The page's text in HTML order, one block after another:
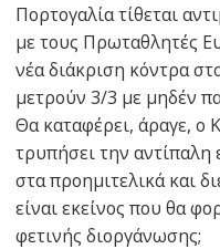
Πορτογαλία τίθεται
με τους Πρωταθλητές
νέα διάκριση κόντρα
μετρούν 3/3 με μηδέν
Θα καταφέρει, άραγε, ο
τρυπήσει την αντίπαλη
στα προημιτελικά και
είναι εκείνος που θα
φετινής διοργάνωσης;